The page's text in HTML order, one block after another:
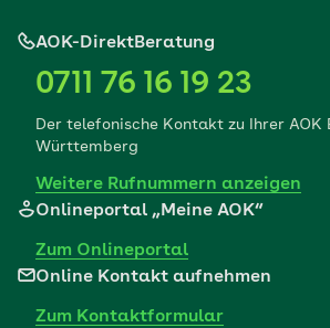
AOK-DirektBeratung
0711 76 16 19 23
Der telefonische Kontakt zu Ihrer AOK
Württemberg
Weitere Rufnummern anzeigen
Onlineportal „Meine AOK“
Zum Onlineportal
Online Kontakt aufnehmen
Zum Kontaktformular